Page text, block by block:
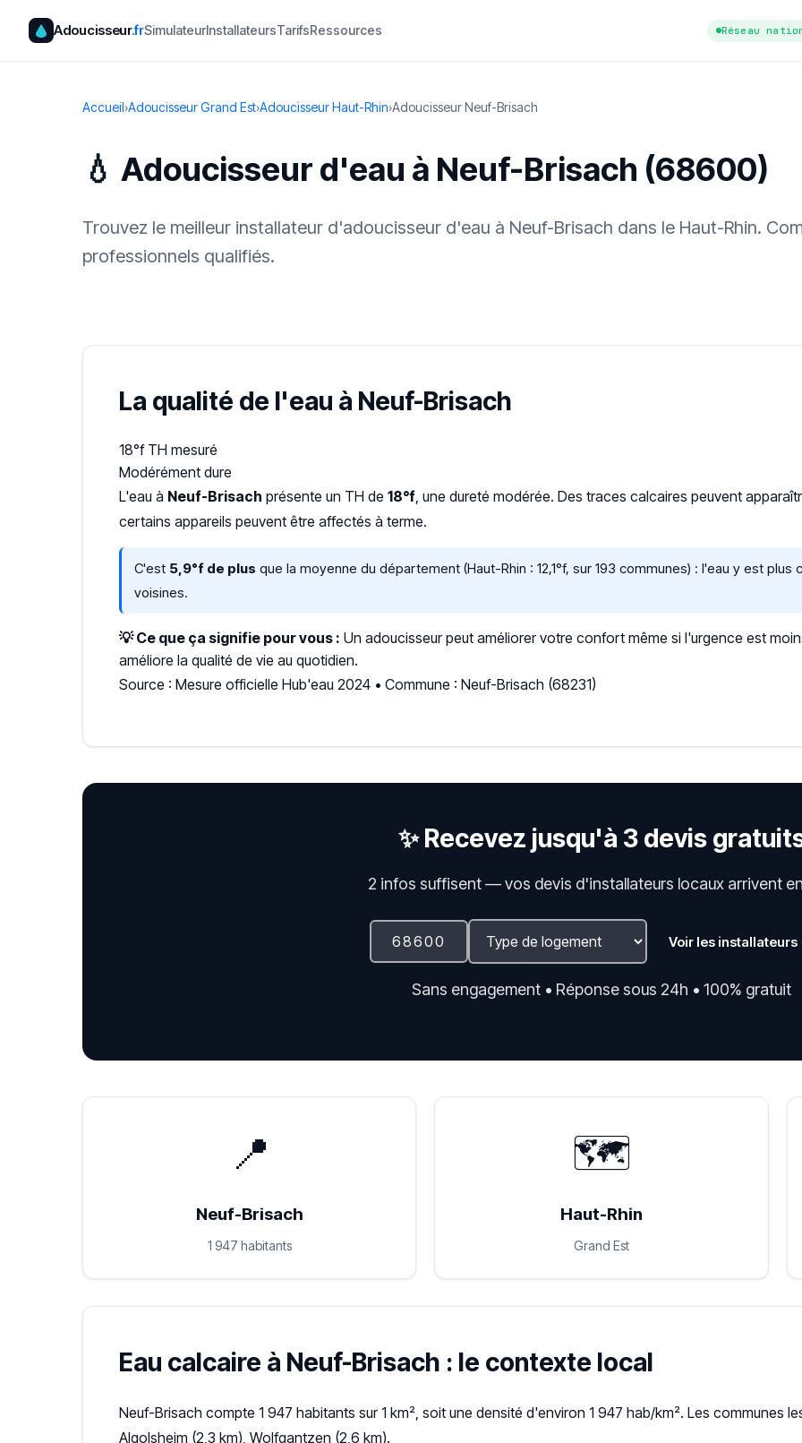
Adoucisseur.frSimulateurInstallateursTarifsRessources Réseau
Accueil›Adoucisseur Grand Est›Adoucisseur Haut-Rhin›Adoucisseur Neuf-Brisach
💧 Adoucisseur d'eau à Neuf-Brisach (68600)
Trouvez le meilleur installateur d'adoucisseur d'eau à Neuf-Brisach dans le Haut-Rhin.
professionnels qualifiés.
La qualité de l'eau à Neuf-Brisach
18°f TH mesuré
Modérément dure
L'eau à Neuf-Brisach présente un TH de 18°f, une dureté modérée. Des traces calcaires peuvent
certains appareils peuvent être affectés à terme.
C'est 5,9°f de plus que la moyenne du département (Haut-Rhin : 12,1°f, sur 193 communes) : l'eau y est
voisines.
💡 Ce que ça signifie pour vous : Un adoucisseur peut améliorer votre confort même si l'urgence est
améliore la qualité de vie au quotidien.
Source : Mesure officielle Hub'eau 2024 • Commune : Neuf-Brisach (68231)
✨ Recevez jusqu'à 3 devis
2 infos suffisent — vos devis d'installateurs locaux arrivent
Voir les
Sans engagement • Réponse sous 24h • 100% gratuit
📍
Neuf-Brisach
1 947 habitants
🗺️
Haut-Rhin
Grand Est
Eau calcaire à Neuf-Brisach : le contexte local
Neuf-Brisach compte 1 947 habitants sur 1 km², soit une densité d'environ 1 947 hab/km². Les communes
Algolsheim (2,3 km), Wolfgantzen (2,6 km).